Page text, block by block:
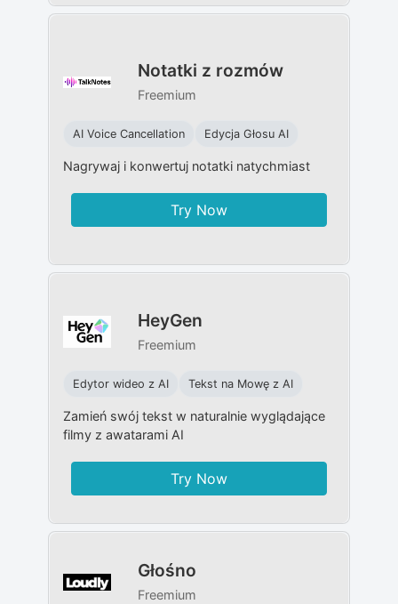
Notatki z rozmów
Freemium
AI Voice Cancellation Edycja Głosu AI
Nagrywaj i konwertuj notatki natychmiast
Try Now
HeyGen
Freemium
Edytor wideo z AI Tekst na Mowę z AI
Zamień swój tekst w naturalnie wyglądające
filmy z awatarami AI
Try Now
Głośno
Freemium